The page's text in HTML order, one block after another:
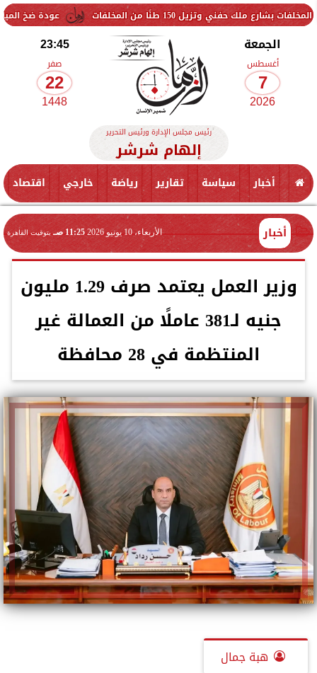
عودة ضخ المياه تدريجيًا 150 طنًا من المخلفات
الجمعة
أغسطس
7
2026
23:45
صفر
22
1448
رئيس مجلس الإدارة ورئيس التحرير
إلهام شرشر
أخبار سياسة تقارير رياضة خارجي اقتصاد
أخبار الأربعاء، 10 يونيو 2026 11:25 صـ بتوقيت القاهرة
وزير العمل يعتمد صرف 1.29 مليون
جنيه لـ381 عاملًا من العمالة غير
المنتظمة في 28 محافظة
هبة جمال